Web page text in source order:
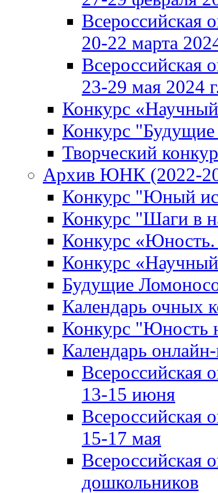
Всероссийская
20-22 марта
Всероссийская
23-29 мая 2024
Конкурс
Конкурс
Творческий
Архив ЮНК (2022-
Конкурс "Юный
Конкурс "Шаги в
Конкурс «Юность.
Конкурс
Будущие
Календарь очных
Конкурс "Юность
Календарь
Всероссийская
13-15 июня
Всероссийская
15-17 мая
Всероссийская
дошкольников